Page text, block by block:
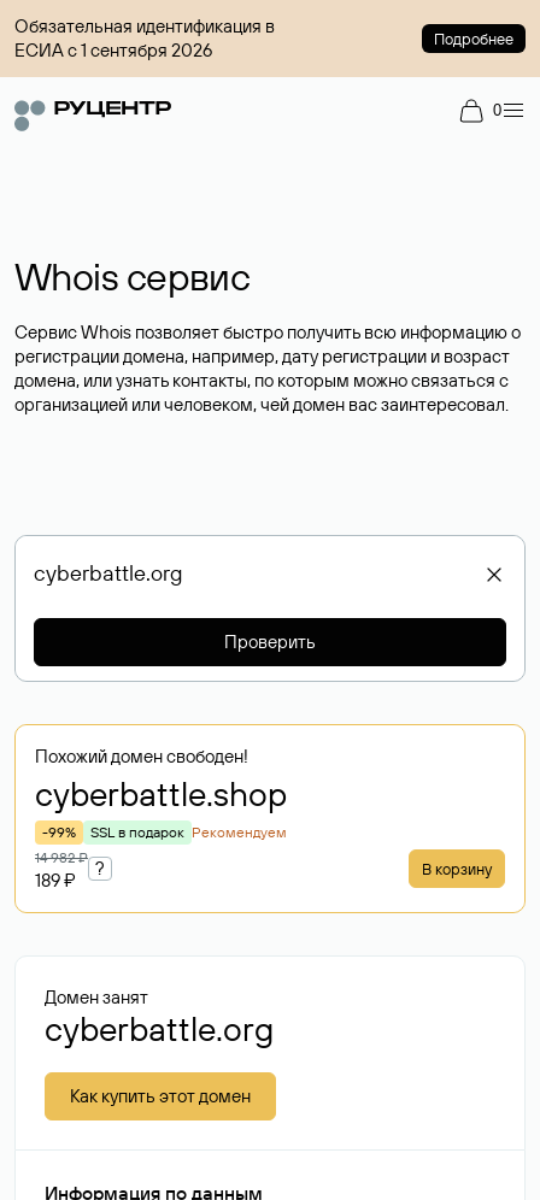
Обязательная идентификация в
ЕСИА с 1 сентября 2026
Подробнее
0
Whois сервис
Сервис Whois позволяет быстро получить всю информацию о
регистрации домена, например, дату регистрации и возраст
домена, или узнать контакты, по которым можно связаться с
организацией или человеком, чей домен вас заинтересовал.
Проверить
Похожий домен свободен!
cyberbattle.shop
-99% SSL в подарок Рекомендуем
14 982 ₽
189 ₽
? В корзину
Домен занят
cyberbattle.org
Как купить этот домен
Информация по данным